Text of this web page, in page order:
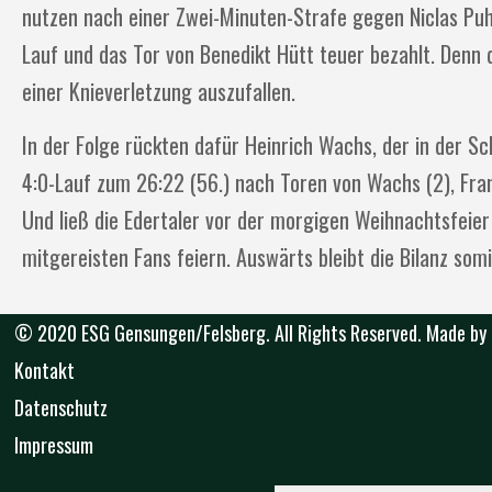
nutzen nach einer Zwei-Minuten-Strafe gegen Niclas
Lauf und das Tor von Benedikt Hütt teuer bezahlt.
einer Knieverletzung auszufallen.
In der Folge rückten dafür Heinrich Wachs, der in der
4:0-Lauf zum 26:22 (56.) nach Toren von Wachs (2),
Und ließ die Edertaler vor der morgigen
mitgereisten Fans feiern. Auswärts bleibt die Bilanz
© 2020 ESG Gensungen/Felsberg. All Rights Reserved. Made by
Kontakt
Datenschutz
Impressum